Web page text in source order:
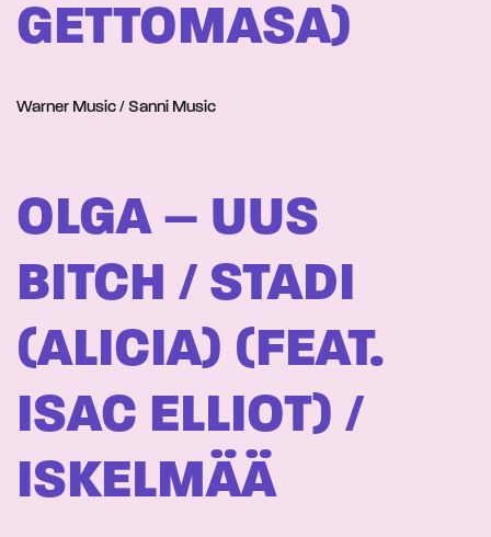
GETTOMASA)
Warner Music / Sanni Music
OLGA – UUS
BITCH / STADI
(ALICIA) (FEAT.
ISAC ELLIOT) /
ISKELMÄÄ